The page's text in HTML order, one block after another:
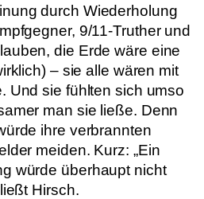
durch Wiederholung
9/11-Truther und
die Erde wäre eine
– sie alle wären mit
Und sie fühlten sich umso
man sie ließe. Denn
ihre verbrannten
meiden. Kurz: „Ein
würde überhaupt nicht
Hirsch.